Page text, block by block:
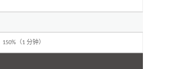
150% （1 分钟）